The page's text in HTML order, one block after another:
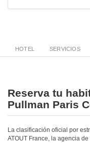
HOTEL SERVICIOS
Reserva tu
Pullman Paris
La clasificación oficial por
ATOUT France, la agencia